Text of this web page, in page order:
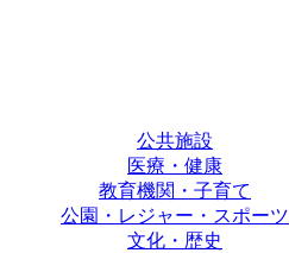
公共施設
医療・健康
教育機関・子育て
公園・レジャー・スポーツ
文化・歴史